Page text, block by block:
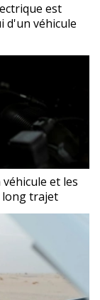
est
d'un véhicule
et les
long trajet